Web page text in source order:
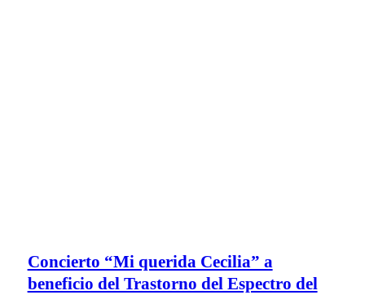
Concierto “Mi querida Cecilia” a
beneficio del Trastorno del Espectro del